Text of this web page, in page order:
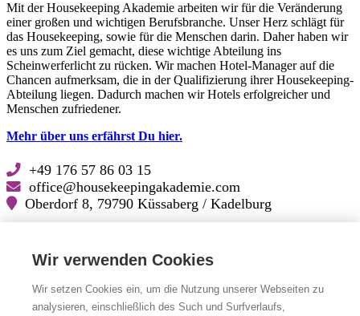
Mit der Housekeeping Akademie arbeiten wir für die Veränderung
einer großen und wichtigen Berufsbranche. Unser Herz schlägt für
das Housekeeping, sowie für die Menschen darin. Daher haben wir
es uns zum Ziel gemacht, diese wichtige Abteilung ins
Scheinwerferlicht zu rücken. Wir machen Hotel-Manager auf die
Chancen aufmerksam, die in der Qualifizierung ihrer Housekeeping-
Abteilung liegen. Dadurch machen wir Hotels erfolgreicher und
Menschen zufriedener.
Mehr über uns erfährst Du hier.
+49 176 57 86 03 15
office@housekeepingakademie.com
Oberdorf 8, 79790 Küssaberg / Kadelburg
Lösungskatalog für Hoteliers (PDF zum Download)
Folge uns auf
Facebook Facebook
Wir verwenden Cookies
Wir setzen Cookies ein, um die Nutzung unserer Webseiten zu
analysieren, einschließlich des Such und Surfverlaufs,